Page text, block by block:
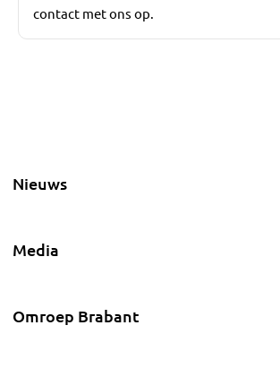
contact met ons op.
Nieuws
Media
Omroep Brabant